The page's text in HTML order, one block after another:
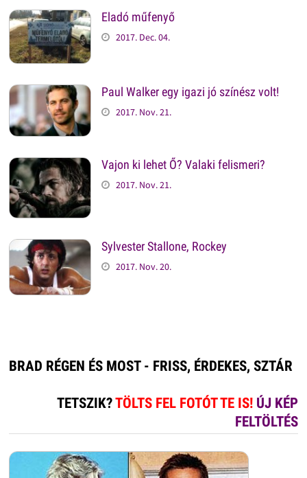
Eladó műfenyő
2017. Dec. 04.
Paul Walker egy igazi jó színész volt!
2017. Nov. 21.
Vajon ki lehet Ő? Valaki felismeri?
2017. Nov. 21.
Sylvester Stallone, Rockey
2017. Nov. 20.
BRAD RÉGEN ÉS MOST - FRISS, ÉRDEKES, SZTÁR
TETSZIK?TÖLTS FEL FOTÓT TE IS! ÚJ KÉP
FELTÖLTÉS